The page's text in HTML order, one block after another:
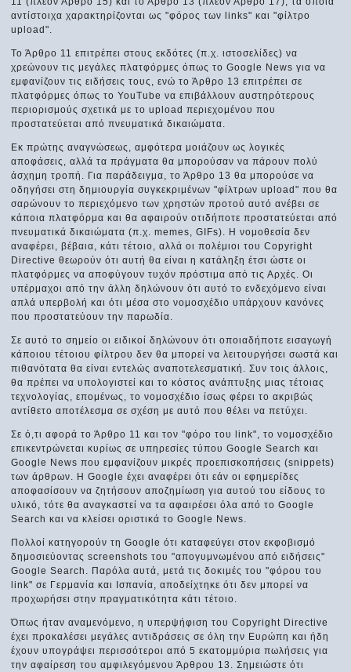
αντίστοιχα χαρακτηρίζονται ως "φόρος των links" και "φίλτρο
upload".
Το Άρθρο 11 επιτρέπει στους εκδότες (π.χ. ιστοσελίδες) να
χρεώνουν τις μεγάλες πλατφόρμες όπως το Google News για να
εμφανίζουν τις ειδήσεις τους, ενώ το Άρθρο 13 επιτρέπει σε
πλατφόρμες όπως το YouTube να επιβάλλουν αυστηρότερους
περιορισμούς σχετικά με το upload περιεχομένου που
προστατεύεται από πνευματικά δικαιώματα.
Εκ πρώτης αναγνώσεως, αμφότερα μοιάζουν ως λογικές
αποφάσεις, αλλά τα πράγματα θα μπορούσαν να πάρουν πολύ
άσχημη τροπή. Για παράδειγμα, το Άρθρο 13 θα μπορούσε να
οδηγήσει στη δημιουργία συγκεκριμένων "φίλτρων upload" που θα
σαρώνουν το περιεχόμενο των χρηστών προτού αυτό ανέβει σε
κάποια πλατφόρμα και θα αφαιρούν οτιδήποτε προστατεύεται από
πνευματικά δικαιώματα (π.χ. memes, GIFs). Η νομοθεσία δεν
αναφέρει, βέβαια, κάτι τέτοιο, αλλά οι πολέμιοι του Copyright
Directive θεωρούν ότι αυτή θα είναι η κατάληξη έτσι ώστε οι
πλατφόρμες να αποφύγουν τυχόν πρόστιμα από τις Αρχές. Οι
υπέρμαχοι από την άλλη δηλώνουν ότι αυτό το ενδεχόμενο είναι
απλά υπερβολή και ότι μέσα στο νομοσχέδιο υπάρχουν κανόνες
που προστατεύουν την παρωδία.
Σε αυτό το σημείο οι ειδικοί δηλώνουν ότι οποιαδήποτε εισαγωγή
κάποιου τέτοιου φίλτρου δεν θα μπορεί να λειτουργήσει σωστά και
πιθανότατα θα είναι εντελώς αναποτελεσματική. Συν τοις άλλοις,
θα πρέπει να υπολογιστεί και το κόστος ανάπτυξης μιας τέτοιας
τεχνολογίας, επομένως, το νομοσχέδιο ίσως φέρει το ακριβώς
αντίθετο αποτέλεσμα σε σχέση με αυτό που θέλει να πετύχει.
Σε ό,τι αφορά το Άρθρο 11 και τον "φόρο του link", το νομοσχέδιο
επικεντρώνεται κυρίως σε υπηρεσίες τύπου Google Search και
Google News που εμφανίζουν μικρές προεπισκοπήσεις (snippets)
των άρθρων. Η Google έχει αναφέρει ότι εάν οι εφημερίδες
αποφασίσουν να ζητήσουν αποζημίωση για αυτού του είδους το
υλικό, τότε θα αναγκαστεί να τα αφαιρέσει όλα από το Google
Search και να κλείσει οριστικά το Google News.
Πολλοί κατηγορούν τη Google ότι καταφεύγει στον εκφοβισμό
δημοσιεύοντας screenshots του "απογυμνωμένου από ειδήσεις"
Google Search. Παρόλα αυτά, μετά τις δοκιμές του "φόρου του
link" σε Γερμανία και Ισπανία, αποδείχτηκε ότι δεν μπορεί να
προχωρήσει στην πραγματικότητα κάτι τέτοιο.
Όπως ήταν αναμενόμενο, η υπερψήφιση του Copyright Directive
έχει προκαλέσει μεγάλες αντιδράσεις σε όλη την Ευρώπη και ήδη
έχουν υπογράψει περισσότεροι από 5 εκατομμύρια πωλήσεις για
την αφαίρεση του αμφιλεγόμενου Άρθρου 13. Σημειώστε ότι